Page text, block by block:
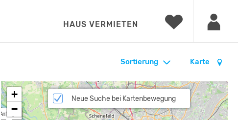
HAUS VERMIETEN
Karte
Sortierung
Anfrage
+
−
Neue Suche bei Kartenbewegung